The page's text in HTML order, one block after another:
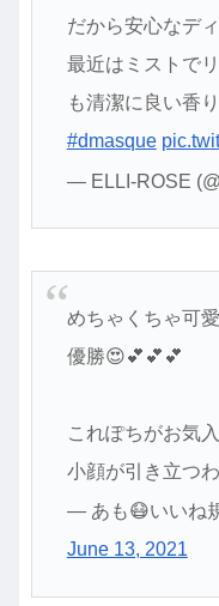
だから安心なデ
最近はミストで
も清潔に良い香
#dmasque
— ELLI-ROSE
めちゃくちゃ可
優勝😍💕💕💕
これぽちがお気
小顔が引き立つ
— あも😷いいね
June 13, 2021